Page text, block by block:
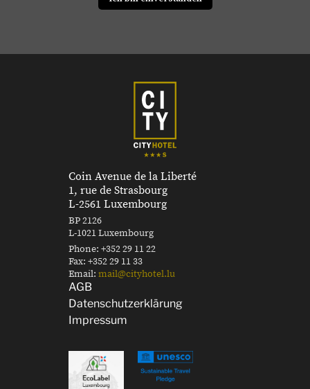
Coin Avenue de la Liberté
1, rue de Strasbourg
L-2561 Luxembourg
BP 2126
L-1021 Luxembourg
Phone: +352 29 11 22
Fax: +352 29 11 33
Email: mail@cityhotel.lu
AGB
Datenschutzerklärung
Impressum